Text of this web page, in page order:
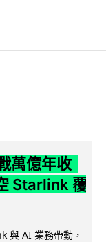
萬億年收
Starlink 覆
與 AI 業務帶動，